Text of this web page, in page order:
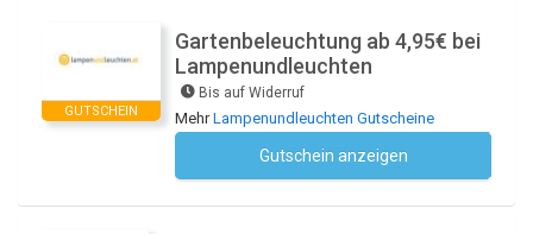
GUTSCHEIN
Gartenbeleuchtung ab 4,95€ bei
Lampenundleuchten
Bis auf Widerruf
MehrLampenundleuchten Gutscheine
Gutschein anzeigen